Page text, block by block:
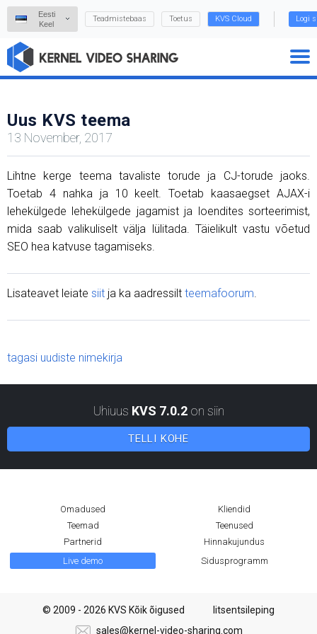
Eesti
Keel
Teadmistebaas Toetus KVS Cloud Logi
Uus KVS teema
13 November, 2017
Lihtne kerge teema tavaliste torude ja CJ-torude jaoks.
Toetab 4 nahka ja 10 keelt. Toetab kaasaegset AJAX-i
lehekülgede lehekülgede jagamist ja loendites sorteerimist,
mida saab valikuliselt välja lülitada. Täielikult vastu võetud
SEO hea katvuse tagamiseks.
Lisateavet leiate siit ja ka aadressilt teemafoorum.
tagasi uudiste nimekirja
Uhiuus KVS 7.0.2on siin
TELLI KOHE
Omadused
Kliendid
Teemad
Teenused
Partnerid
Hinnakujundus
Live demo
Sidusprogramm
© 2009 - 2026 KVS Kõik õigused
litsentsileping
sales@kernel-video-sharing.com